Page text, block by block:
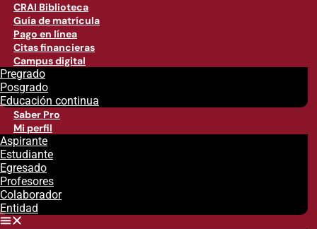
CRAI Biblioteca
Guía de matrícula
Pago en línea
Citas financieras
Campus digital
Pregrado
Posgrado
Educación continua
Saber Pro
Mi perfil
Aspirante
Estudiante
Egresado
Profesores
Colaborador
Entidad